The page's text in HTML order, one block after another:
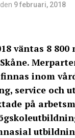
den 9 februari, 2018
väntas 8
inom
service och
på